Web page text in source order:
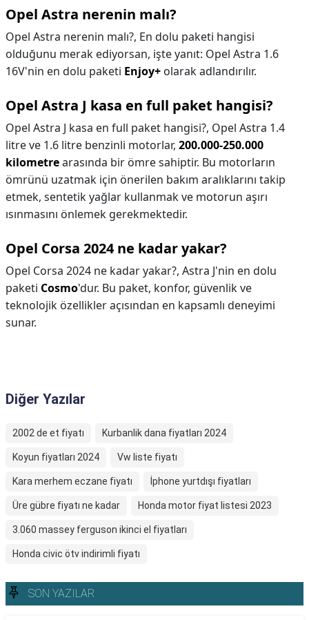
Opel Astra nerenin malı?
Opel Astra nerenin malı?, En dolu paketi hangisi
olduğunu merak ediyorsan, işte yanıt: Opel Astra 1.6
16V'nin en dolu paketi Enjoy+ olarak adlandırılır.
Opel Astra J kasa en full paket hangisi?
Opel Astra J kasa en full paket hangisi?, Opel Astra 1.4
litre ve 1.6 litre benzinli motorlar, 200.000-250.000
kilometrearasında bir ömre sahiptir. Bu motorların
ömrünü uzatmak için önerilen bakım aralıklarını takip
etmek, sentetik yağlar kullanmak ve motorun aşırı
ısınmasını önlemek gerekmektedir.
Opel Corsa 2024 ne kadar yakar?
Opel Corsa 2024 ne kadar yakar?, Astra J'nin en dolu
paketi Cosmo'dur. Bu paket, konfor, güvenlik ve
teknolojik özellikler açısından en kapsamlı deneyimi
sunar.
Diğer Yazılar
2002 de et fiyatı Kurbanlik dana fiyatları 2024
Koyun fiyatları 2024 Vw liste fiyatı
Kara merhem eczane fiyatı İphone yurtdışı fiyatları
Üre gübre fiyatı ne kadar Honda motor fiyat listesi 2023
3.060 massey ferguson ikinci el fiyatları
Honda civic ötv indirimli fiyatı
SON YAZILAR